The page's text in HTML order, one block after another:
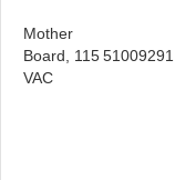
Mother
Board, 115
VAC
51009291